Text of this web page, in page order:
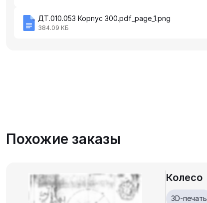
ДТ.010.053 Корпус 300.pdf_page_1.png
384.09 КБ
Похожие заказы
Колесо
3D-печать